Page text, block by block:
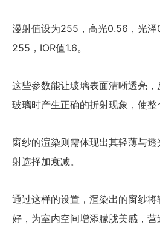
漫射值设为255，高光0.56，光
255，IOR值1.6。
这些参数能让玻璃表面清晰透亮
玻璃时产生正确的折射现象，使整
窗纱的渲染则需体现出其轻薄与
射选择加衰减。
通过这样的设置，渲染出的窗纱将
好，为室内空间增添朦胧美感，营